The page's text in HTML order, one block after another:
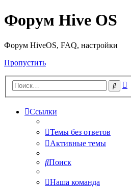
Форум Hive OS
Форум HiveOS, FAQ, настройки
Пропустить
Поиск
Ссылки
Темы без ответов
Активные темы
Поиск
Наша команда